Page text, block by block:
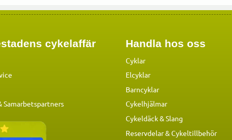
cykelaffär
Samarbetspartners
Handla hos oss
Cyklar
Elcyklar
Barncyklar
Cykelhjälmar
Cykeldäck & Slang
Reservdelar&Cykeltillbehör